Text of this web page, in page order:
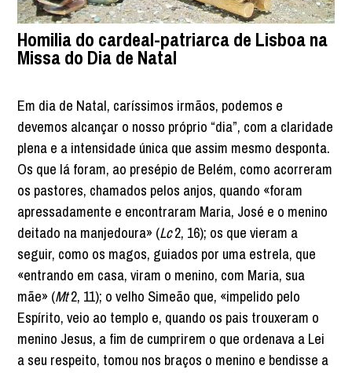
Homilia do cardeal-patriarca de Lisboa na
Missa do Dia de Natal
Em dia de Natal, caríssimos irmãos, podemos e
devemos alcançar o nosso próprio “dia”, com a claridade
plena e a intensidade única que assim mesmo desponta.
Os que lá foram, ao presépio de Belém, como acorreram
os pastores, chamados pelos anjos, quando «foram
apressadamente e encontraram Maria, José e o menino
deitado na manjedoura» (Lc2, 16); os que vieram a
seguir, como os magos, guiados por uma estrela, que
«entrando em casa, viram o menino, com Maria, sua
mãe» (Mt2, 11); o velho Simeão que, «impelido pelo
Espírito, veio ao templo e, quando os pais trouxeram o
menino Jesus, a fim de cumprirem o que ordenava a Lei
a seu respeito, tomou nos braços o menino e bendisse a